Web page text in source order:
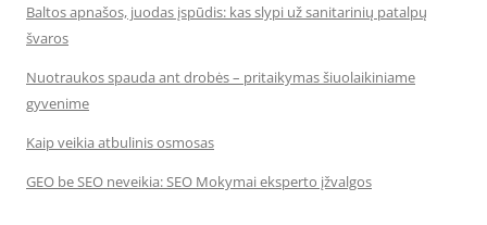
Baltos apnašos, juodas įspūdis: kas slypi už sanitarinių patalpų
švaros
Nuotraukos spauda ant drobės – pritaikymas šiuolaikiniame
gyvenime
Kaip veikia atbulinis osmosas
GEO be SEO neveikia: SEO Mokymai eksperto įžvalgos